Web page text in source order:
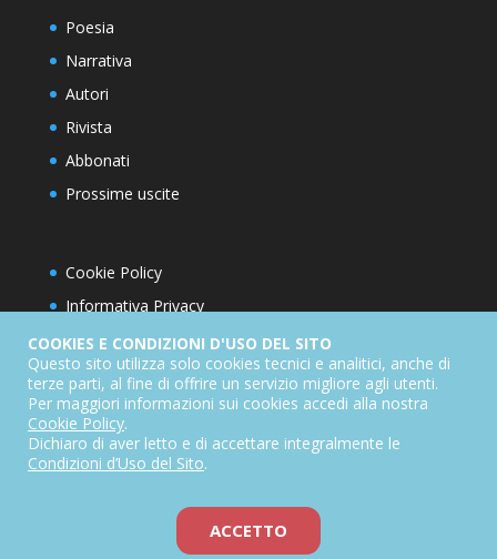
Poesia
Narrativa
Autori
Rivista
Abbonati
Prossime uscite
Cookie Policy
Informativa Privacy
Condizioni d’utilizzo del sito
Condizioni generali di abbonamento
Informativa sul diritto di recesso
Dichiarazione di accessibilità
COOKIES E CONDIZIONI D'USO DEL SITO
Questo sito utilizza solo cookies tecnici e analitici, anche di
terze parti, al fine di offrire un servizio migliore agli utenti.
Per maggiori informazioni sui cookies accedi alla nostra
Cookie Policy.
Dichiaro di aver letto e di accettare integralmente le
Condizioni d’Uso del Sito.
ACCETTO